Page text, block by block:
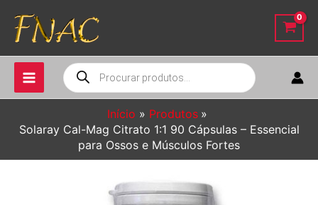
para
conteúdo
Pesquisar
produtos
Início
Produtos
Solaray Cal-Mag Citrato 1:1 90 Cápsulas – Essencial
para Ossos e Músculos Fortes